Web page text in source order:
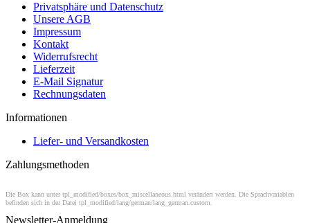
Privatsphäre und Datenschutz
Unsere AGB
Impressum
Kontakt
Widerrufsrecht
Lieferzeit
E-Mail Signatur
Rechnungsdaten
Informationen
Liefer- und Versandkosten
Zahlungsmethoden
Die Box kann unter tpl_modified/boxes/box_miscellaneous.html verändert werden. Die Sprachvariablen
befinden sich in der Datei tpl_modified/lang/german/lang_german.custom.
Newsletter-Anmeldung